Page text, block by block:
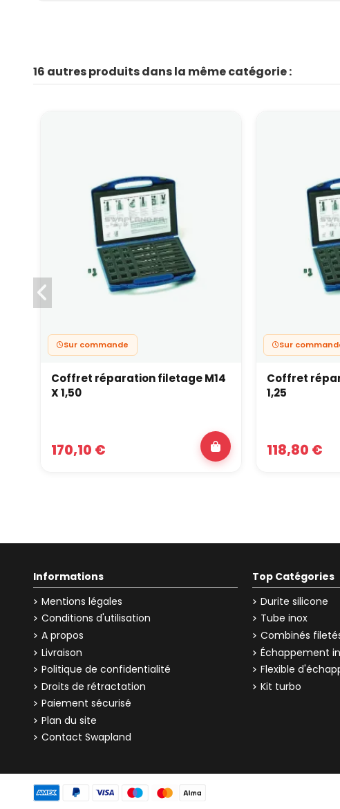
16 autres produits dans la même catégorie :
Sur commande
Coffret réparation filetage M14
X 1,50
170,10 €
Sur
Coffret
1,25
118,80 €
Informations
Mentions légales
Conditions d'utilisation
A propos
Livraison
Politique de confidentialité
Droits de rétractation
Paiement sécurisé
Plan du site
Contact Swapland
Top Catégories
Durite silicone
Tube inox
Combinés
Échappement
Flexible
Kit turbo